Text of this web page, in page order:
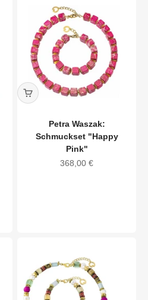
Petra Waszak:
Schmuckset "Happy
Pink"
Angebot
368,00 €